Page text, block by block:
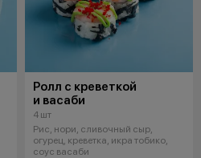
Ролл с креветкой
и васаби
4 шт
Рис, нори, сливочный сыр,
огурец, креветка, икра тобико,
соус васаби